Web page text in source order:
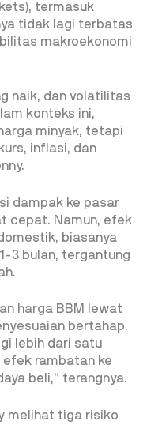
termasuk
tidak lagi terbatas
makroekonomi
naik, dan volatilitas
konteks ini,
minyak, tetapi
inflasi, dan
dampak ke pasar
cepat. Namun, efek
biasanya
3 bulan, tergantung
harga BBM lewat
bertahap.
lebih dari satu
rambatan ke
beli,” terangnya.
melihat tiga risiko